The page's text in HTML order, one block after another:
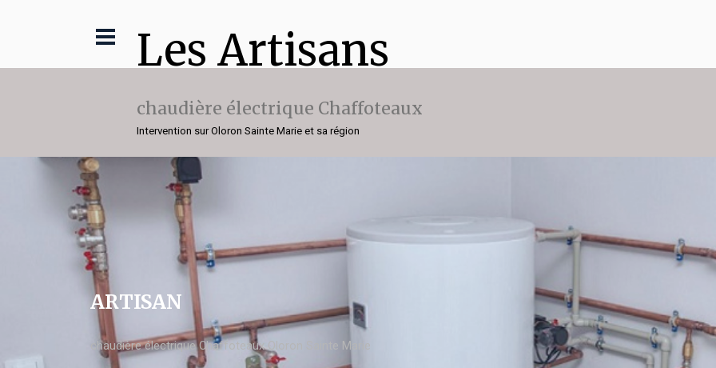
Les Artisans
chaudière électrique Chaffoteaux
Intervention sur Oloron Sainte Marie et sa région
ARTISAN
chaudière électrique Chaffoteaux Oloron Sainte Marie